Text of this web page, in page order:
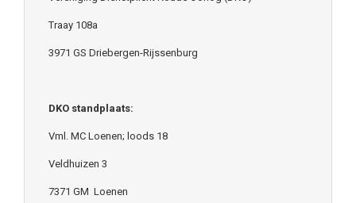
Traay 108a
3971 GS Driebergen-Rijssenburg
DKO standplaats:
Vml. MC Loenen; loods 18
Veldhuizen 3
7371 GM Loenen